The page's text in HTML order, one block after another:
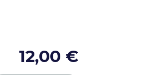
12,00 €